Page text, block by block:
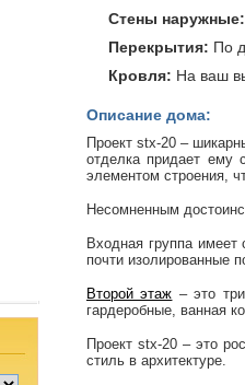
Стены наружные:
Перекрытия: По
Кровля: На ваш
Описание дома:
Проект stx-20 –
отделка придает ему
элементом строения,
Несомненным
Входная группа
почти изолированные
Второй этаж – это
гардеробные, ванная
Проектstx-20 – это
стиль в архитектуре.